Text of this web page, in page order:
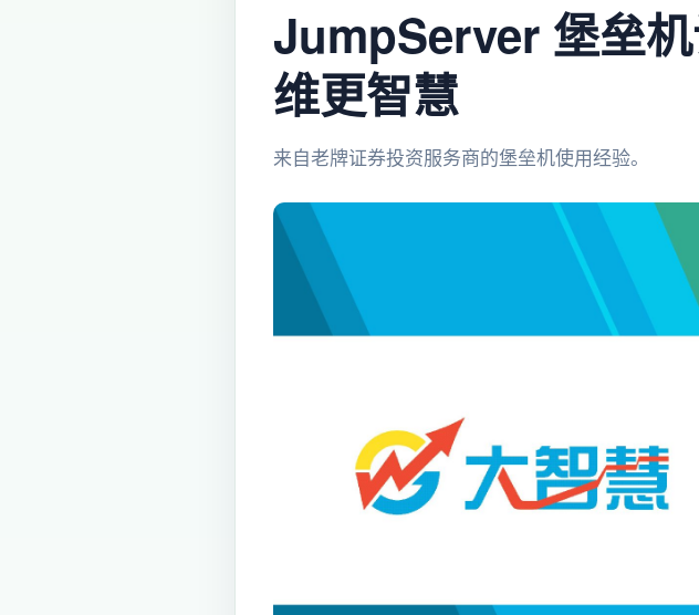
JumpServer 堡垒
维更智慧
来自老牌证券投资服务商的堡垒机使用经验。